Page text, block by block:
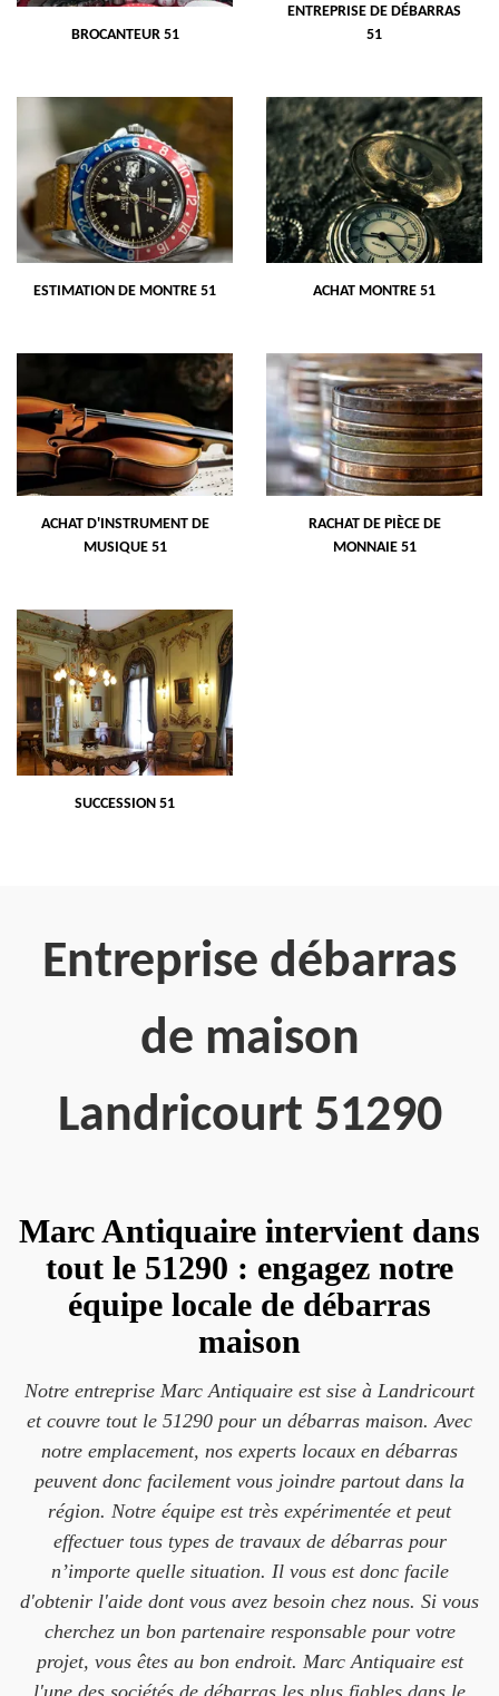
BROCANTEUR 51
ENTREPRISE DE DÉBARRAS
51
ESTIMATION DE MONTRE 51 ACHAT MONTRE 51
ACHAT D'INSTRUMENT DE
MUSIQUE 51
RACHAT DE PIÈCE DE
MONNAIE 51
SUCCESSION 51
Entreprise débarras
de maison
Landricourt 51290
Marc Antiquaire intervient dans
tout le 51290 : engagez notre
équipe locale de débarras
maison
Notre entreprise Marc Antiquaire est sise à Landricourt
et couvre tout le 51290 pour un débarras maison. Avec
notre emplacement, nos experts locaux en débarras
peuvent donc facilement vous joindre partout dans la
région. Notre équipe est très expérimentée et peut
effectuer tous types de travaux de débarras pour
n’importe quelle situation. Il vous est donc facile
d'obtenir l'aide dont vous avez besoin chez nous. Si vous
cherchez un bon partenaire responsable pour votre
projet, vous êtes au bon endroit. Marc Antiquaire est
l'une des sociétés de débarras les plus fiables dans le